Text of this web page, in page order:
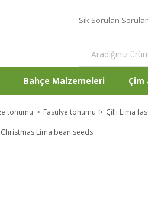
Sık Sorulan Sorular
Bahçe Malzemeleri
tohumu Fasulye tohumu Çilli Lima